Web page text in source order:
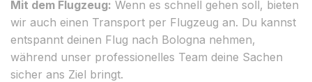
Mit dem Flugzeug: Wenn es schnell gehen soll, bieten
wir auch einen Transport per Flugzeug an. Du kannst
entspannt deinen Flug nach Bologna nehmen,
während unser professionelles Team deine Sachen
sicher ans Ziel bringt.